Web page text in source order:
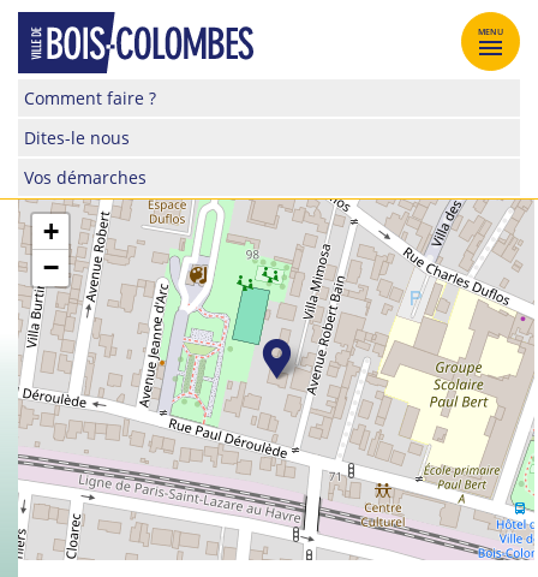
Skip
content
Site
de
la
de
Bois-
Colombes
Comment faire ?
Dites-le nous
Vos démarches
MENU
+
−